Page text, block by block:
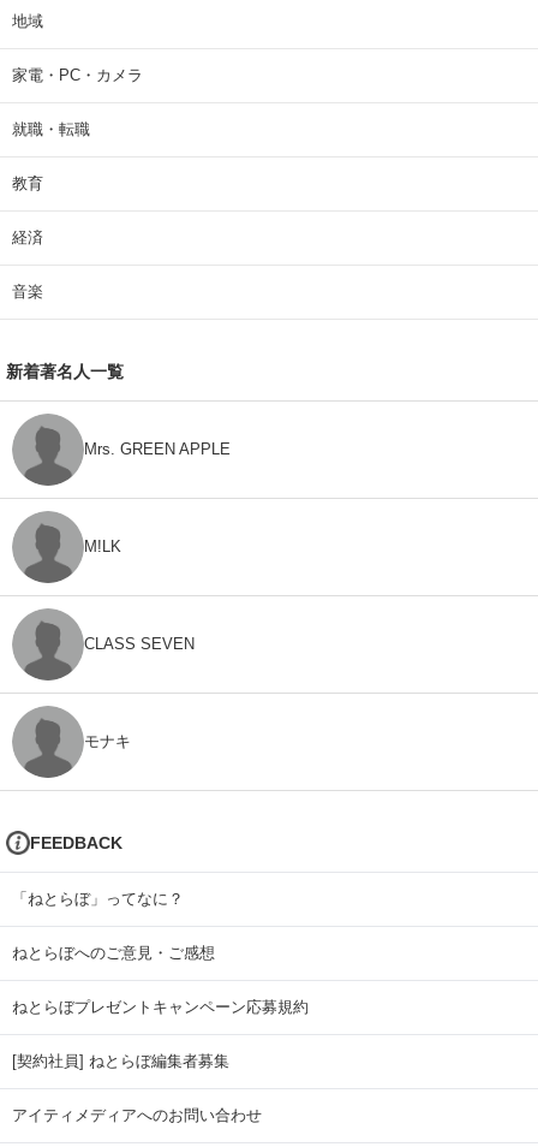
地域
家電・PC・カメラ
就職・転職
教育
経済
音楽
新着著名人一覧
Mrs. GREEN APPLE
M!LK
CLASS SEVEN
モナキ
FEEDBACK
「ねとらぼ」ってなに？
ねとらぼへのご意見・ご感想
ねとらぼプレゼントキャンペーン応募規約
[契約社員] ねとらぼ編集者募集
アイティメディアへのお問い合わせ